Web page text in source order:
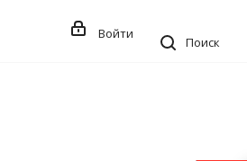
Поиск
Войти